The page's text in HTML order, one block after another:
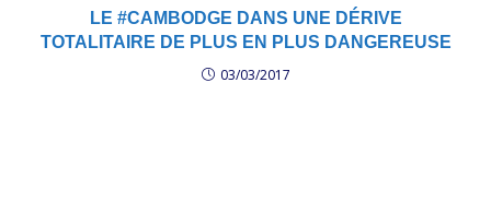
LE #CAMBODGE DANS UNE DÉRIVE
TOTALITAIRE DE PLUS EN PLUS DANGEREUSE
03/03/2017